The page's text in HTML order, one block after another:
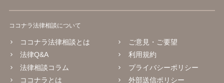
ココナラ法律相談について
ココナラ法律相談とは
法律Q&A
法律相談コラム
ココナラとは
ご意見・ご要望
利用規約
プライバシーポリシー
外部送信ポリシー